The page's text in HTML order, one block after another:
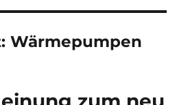
Wärmepumpen